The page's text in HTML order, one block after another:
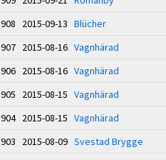
908 2015-09-13 Blücher
907 2015-08-16 Vagnhärad
906 2015-08-16 Vagnhärad
905 2015-08-15 Vagnhärad
904 2015-08-15 Vagnhärad
903 2015-08-09 Svestad Brygge